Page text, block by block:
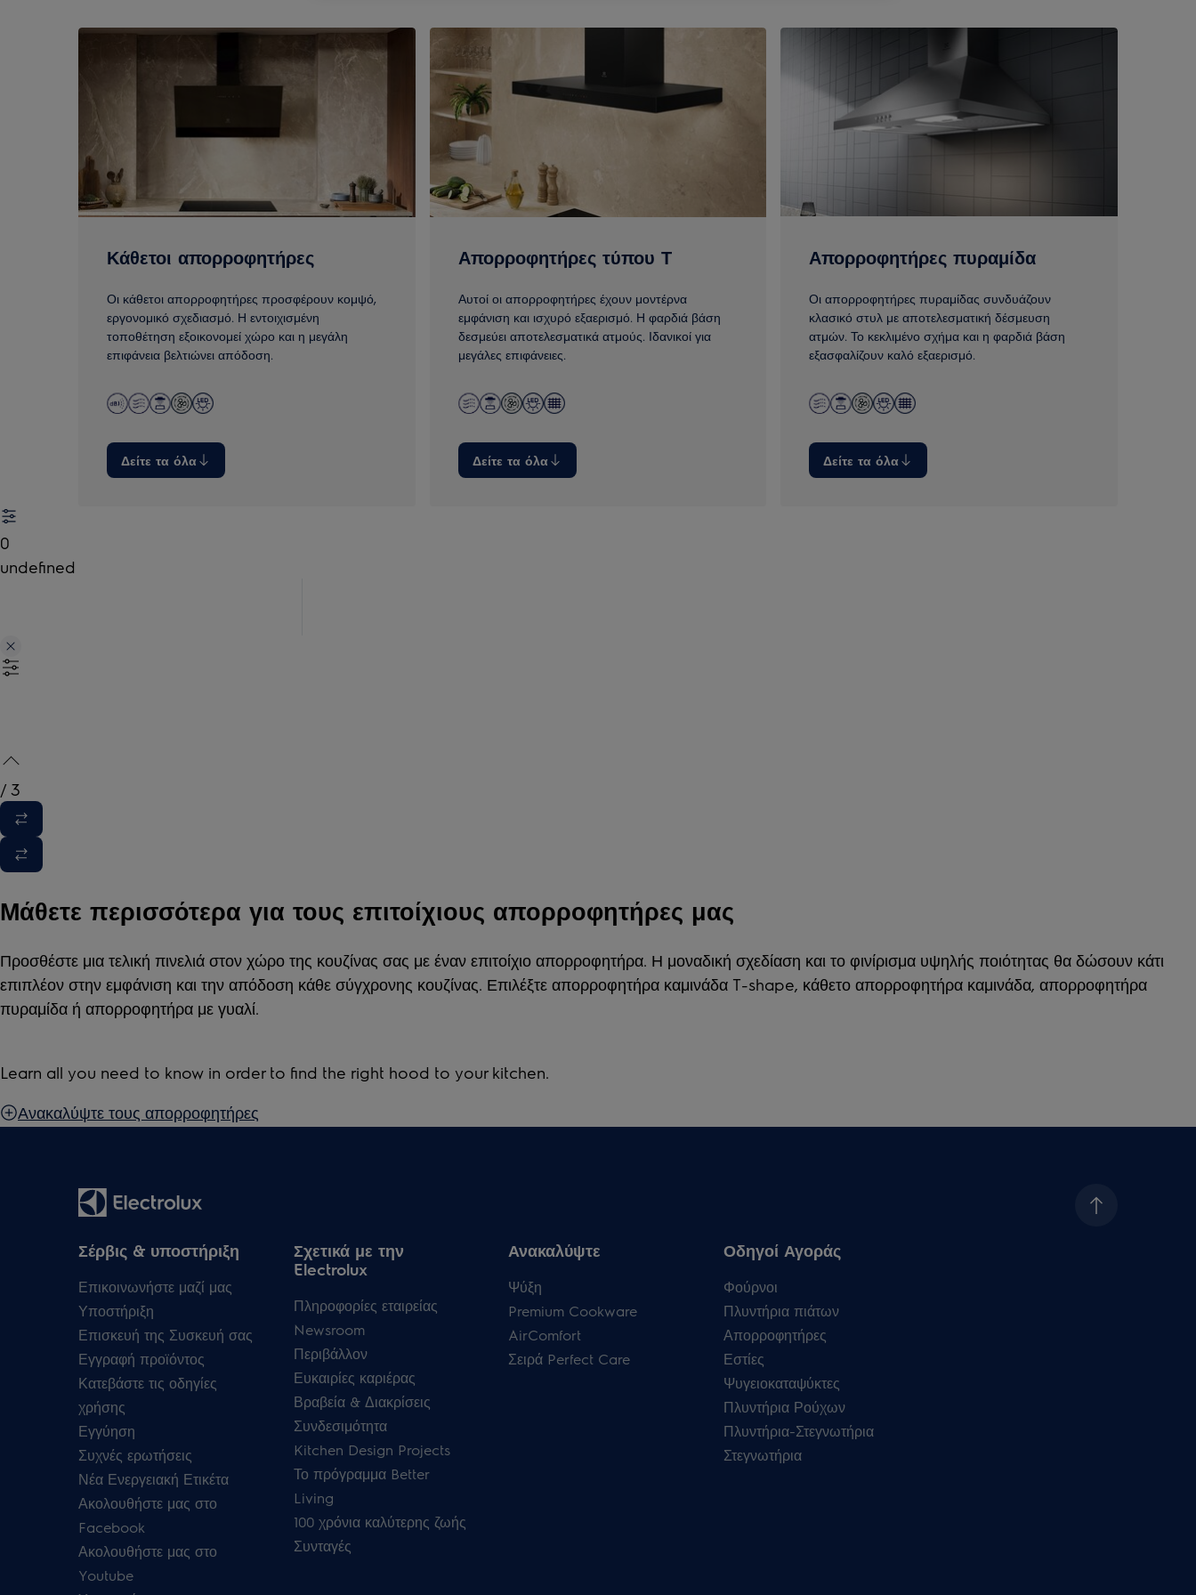
Κάθετοι απορροφητήρες
Οι κάθετοι απορροφητήρες προσφέρουν κομψό,
εργονομικό σχεδιασμό. Η εντοιχισμένη
τοποθέτηση εξοικονομεί χώρο και η μεγάλη
επιφάνεια βελτιώνει απόδοση.
Δείτε τα όλα
Απορροφητήρες τύπου Τ
Αυτοί οι απορροφητήρες έχουν μοντέρνα
εμφάνιση και ισχυρό εξαερισμό. Η φαρδιά βάση
δεσμεύει αποτελεσματικά ατμούς. Ιδανικοί για
μεγάλες επιφάνειες.
Δείτε τα όλα
Απορροφητήρες πυραμίδα
Οι απορροφητήρες πυραμίδας συνδυάζουν
κλασικό στυλ με αποτελεσματική δέσμευση
ατμών. Το κεκλιμένο σχήμα και η φαρδιά βάση
εξασφαλίζουν καλό εξαερισμό.
Δείτε τα όλα
0
undefined
/ 3
Μάθετε περισσότερα για τους επιτοίχιους απορροφητήρες μας
Προσθέστε μια τελική πινελιά στον χώρο της κουζίνας σας με έναν επιτοίχιο απορροφητήρα. Η μοναδική σχεδίαση και το φινίρισμα υψηλής ποιότητας θα δώσουν κάτι
επιπλέον στην εμφάνιση και την απόδοση κάθε σύγχρονης κουζίνας. Επιλέξτε απορροφητήρα καμινάδα T-shape, κάθετο απορροφητήρα καμινάδα, απορροφητήρα
πυραμίδα ή απορροφητήρα με γυαλί.
Learn all you need to know in order to find the right hood to your kitchen.
Ανακαλύψτε τους απορροφητήρες
Σέρβις & υποστήριξη
Επικοινωνήστε μαζί μας
Υποστήριξη
Επισκευή της Συσκευή σας
Εγγραφή προϊόντος
Κατεβάστε τις οδηγίες
χρήσης
Εγγύηση
Συχνές ερωτήσεις
Νέα Ενεργειακή Ετικέτα
Ακολουθήστε μας στο
Facebook
Ακολουθήστε μας στο
Youtube
Σχετικά με την
Electrolux
Πληροφορίες εταιρείας
Newsroom
Περιβάλλον
Ευκαιρίες καριέρας
Βραβεία & Διακρίσεις
Συνδεσιμότητα
Kitchen Design Projects
Το πρόγραμμα Better
Living
100 χρόνια καλύτερης ζωής
Συνταγές
Ανακαλύψτε
Ψύξη
Premium Cookware
AirComfort
Σειρά Perfect Care
Οδηγοί Αγοράς
Φούρνοι
Πλυντήρια πιάτων
Απορροφητήρες
Εστίες
Ψυγειοκαταψύκτες
Πλυντήρια Ρούχων
Πλυντήρια-Στεγνωτήρια
Στεγνωτήρια